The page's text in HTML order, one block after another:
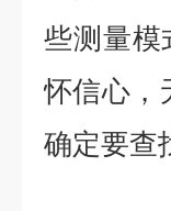
些测量模
怀信心，
确定要查